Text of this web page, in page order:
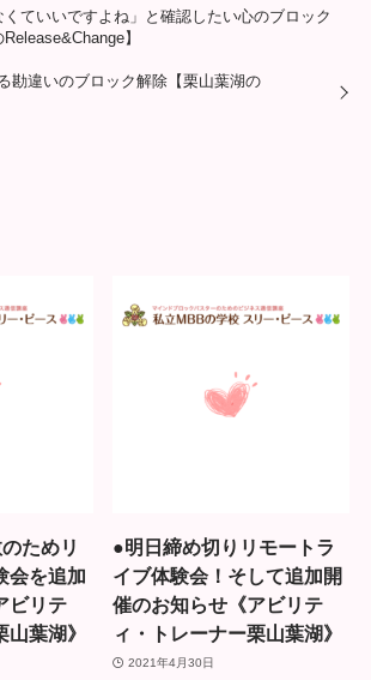
くていいですよね」と確認したい心のブロック
】
勘違いのブロック解除【栗山葉湖の
ためリ
会を追加
ビリテ
葉湖》
●明日締め切りリモートラ
イブ体験会！そして追加開
催のお知らせ《アビリテ
ィ・トレーナー栗山葉湖》
2021年4月30日